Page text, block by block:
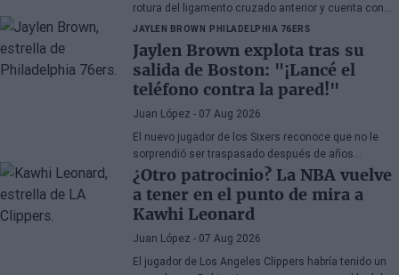
rotura del ligamento cruzado anterior y cuenta con
autorización médica para retomar todas las
actividades de baloncesto. El veterano base de 35
años busca regresar a laEuroligatras el paréntesis
forzado de la temporada 2025-26.
JAYLEN BROWN PHILADELPHIA 76ERS
Jaylen Brown explota tras su
salida de Boston: "¡Lancé el
teléfono contra la pared!"
Juan López - 07 Aug 2026
El nuevo jugador de los Sixers reconoce que no le
sorprendió ser traspasado después de años
apareciendo en rumores, aunque admite su
decepción por la manera en la que los Celtics
gestionaron la situación.
¿Otro patrocinio? La NBA vuelve
a tener en el punto de mira a
Kawhi Leonard
Juan López - 07 Aug 2026
El jugador de Los Angeles Clippers habría tenido un